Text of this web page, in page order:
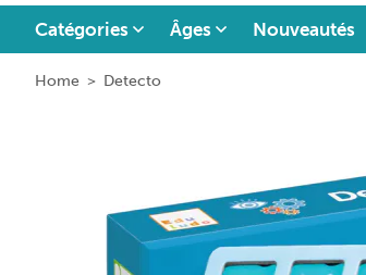
Catégories Âges Nouveautés
Home > Detecto